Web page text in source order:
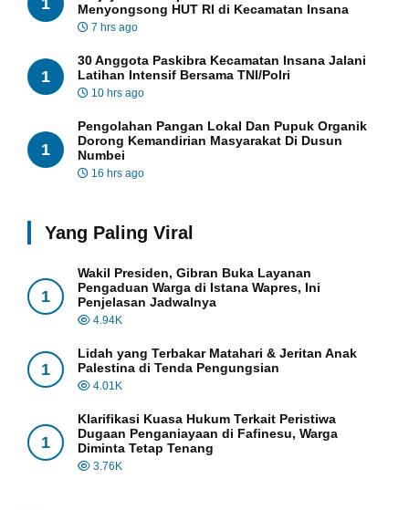
Menyongsong HUT RI di Kecamatan Insana
7 hrs ago
1
30 Anggota Paskibra Kecamatan Insana Jalani
Latihan Intensif Bersama TNI/Polri
10 hrs ago
1
Pengolahan Pangan Lokal Dan Pupuk Organik
Dorong Kemandirian Masyarakat Di Dusun
Numbei
16 hrs ago
Yang Paling Viral
1
Wakil Presiden, Gibran Buka Layanan
Pengaduan Warga di Istana Wapres, Ini
Penjelasan Jadwalnya
4.94K
1
Lidah yang Terbakar Matahari & Jeritan Anak
Palestina di Tenda Pengungsian
4.01K
1
Klarifikasi Kuasa Hukum Terkait Peristiwa
Dugaan Penganiayaan di Fafinesu, Warga
Diminta Tetap Tenang
3.76K